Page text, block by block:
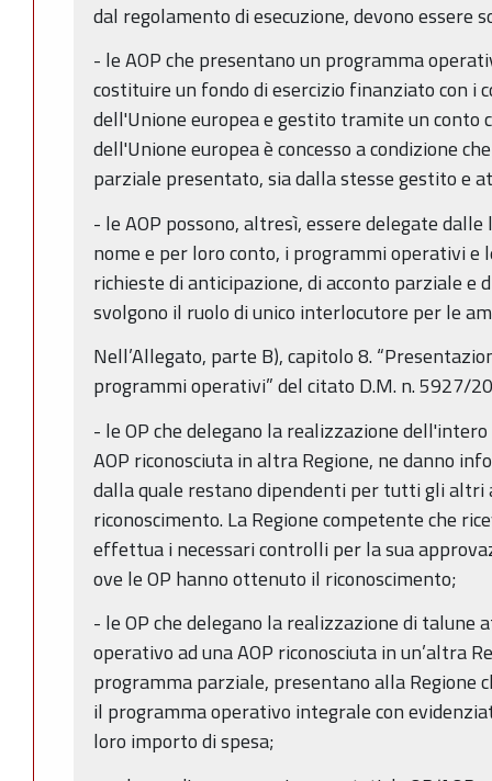
dal regolamento di esecuzione, devono essere
- le AOP che presentano un programma
costituire un fondo di esercizio finanziato con i
dell'Unione europea e gestito tramite un conto
dell'Unione europea è concesso a condizione
parziale presentato, sia dalla stesse gestito e
- le AOP possono, altresì, essere delegate
nome e per loro conto, i programmi operativi e
richieste di anticipazione, di acconto parziale e
svolgono il ruolo di unico interlocutore per le
Nell’Allegato, parte B), capitolo 8.
programmi operativi” del citato D.M. n. 5927/
- le OP che delegano la realizzazione
AOP riconosciuta in altra Regione, ne danno
dalla quale restano dipendenti per tutti gli altri
riconoscimento. La Regione competente che
effettua i necessari controlli per la sua
ove le OP hanno ottenuto il riconoscimento;
- le OP che delegano la realizzazione di
operativo ad una AOP riconosciuta in un’altra
programma parziale, presentano alla Regione
il programma operativo integrale con
loro importo di spesa;